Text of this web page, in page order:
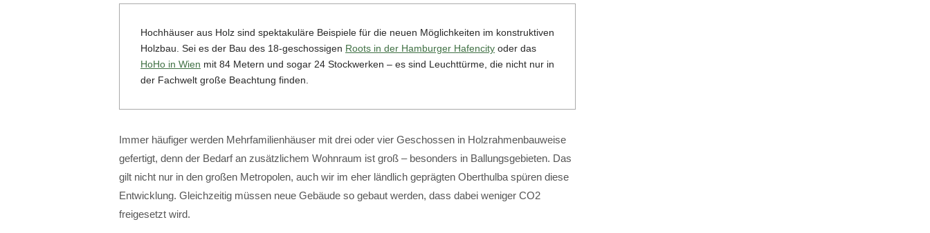
Hochhäuser aus Holz sind spektakuläre Beispiele für die neuen Möglichkeiten im konstruktiven
Holzbau. Sei es der Bau des 18-geschossigen Roots in der Hamburger Hafencity oder das
HoHo in Wien mit 84 Metern und sogar 24 Stockwerken – es sind Leuchttürme, die nicht nur in
der Fachwelt große Beachtung finden.
Immer häufiger werden Mehrfamilienhäuser mit drei oder vier Geschossen in Holzrahmenbauweise
gefertigt, denn der Bedarf an zusätzlichem Wohnraum ist groß – besonders in Ballungsgebieten. Das
gilt nicht nur in den großen Metropolen, auch wir im eher ländlich geprägten Oberthulba spüren diese
Entwicklung. Gleichzeitig müssen neue Gebäude so gebaut werden, dass dabei weniger CO2
freigesetzt wird.